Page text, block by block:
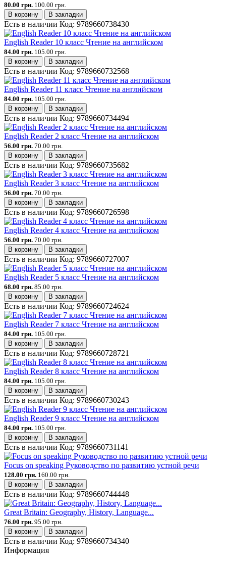
80.00 грн. 100.00 грн.
В корзину
В закладки
Есть в наличии Код: 9789660738430
English Reader 10 класс Чтение на английском
84.00 грн. 105.00 грн.
В корзину
В закладки
Есть в наличии Код: 9789660732568
English Reader 11 класс Чтение на английском
84.00 грн. 105.00 грн.
В корзину
В закладки
Есть в наличии Код: 9789660734494
English Reader 2 класс Чтение на английском
56.00 грн. 70.00 грн.
В корзину
В закладки
Есть в наличии Код: 9789660735682
English Reader 3 класс Чтение на английском
56.00 грн. 70.00 грн.
В корзину
В закладки
Есть в наличии Код: 9789660726598
English Reader 4 класс Чтение на английском
56.00 грн. 70.00 грн.
В корзину
В закладки
Есть в наличии Код: 9789660727007
English Reader 5 класс Чтение на английском
68.00 грн. 85.00 грн.
В корзину
В закладки
Есть в наличии Код: 9789660724624
English Reader 7 класс Чтение на английском
84.00 грн. 105.00 грн.
В корзину
В закладки
Есть в наличии Код: 9789660728721
English Reader 8 класс Чтение на английском
84.00 грн. 105.00 грн.
В корзину
В закладки
Есть в наличии Код: 9789660730243
English Reader 9 класс Чтение на английском
84.00 грн. 105.00 грн.
В корзину
В закладки
Есть в наличии Код: 9789660731141
Focus on speaking Руководство по развитию устной речи
128.00 грн. 160.00 грн.
В корзину
В закладки
Есть в наличии Код: 9789660744448
Great Britain: Geography, History, Language...
76.00 грн. 95.00 грн.
В корзину
В закладки
Есть в наличии Код: 9789660734340
Информация